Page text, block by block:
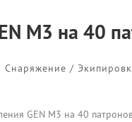
M3 на 40
Снаряжение /
GEN M3 на 40